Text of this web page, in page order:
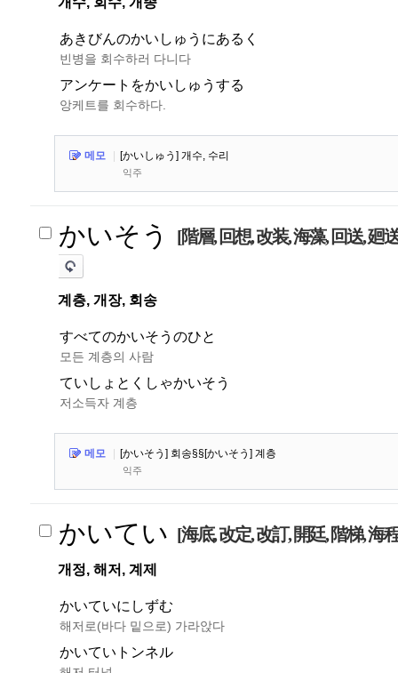
あきびんのかいしゅうにあるく
빈병을 회수하러 다니다
アンケートをかいしゅうする
앙케트를 회수하다.
메모 [かいしゅう] 개수, 수리
익주
かいそう [階層, 回想, 改装, 海藻, 回送, 廻
계층, 개장, 회송
すべてのかいそうのひと
모든 계층의 사람
ていしょとくしゃかいそう
저소득자 계층
메모 [かいそう] 회송§§[かいそう] 계층
익주
かいてい [海底, 改定, 改訂, 開廷, 階梯, 海
개정, 해저, 계제
かいていにしずむ
해저로(바다 밑으로) 가라앉다
かいていトンネル